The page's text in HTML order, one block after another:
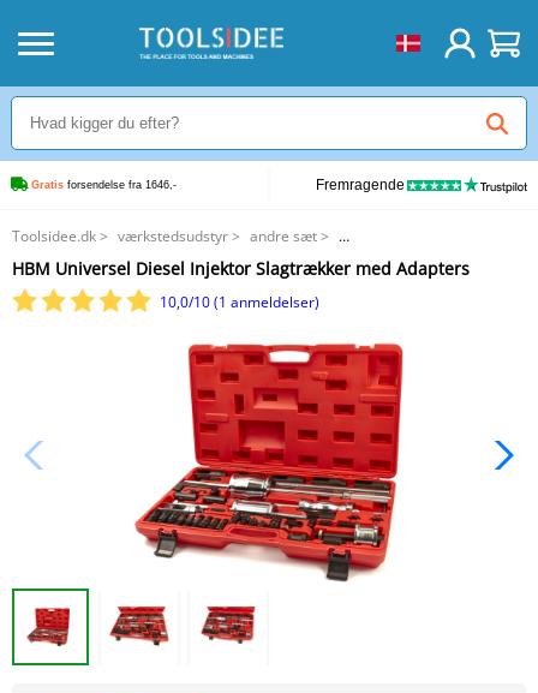
Gratis forsendelse fra 1646,- Fremragende
Toolsidee.dk> værkstedsudstyr> andre sæt>
HBM Universel Diesel Injektor Slagtrækker med Adapters
HBM Universel Diesel Injektor Slagtrækker med Adapters
10,0/10 (1 anmeldelser)